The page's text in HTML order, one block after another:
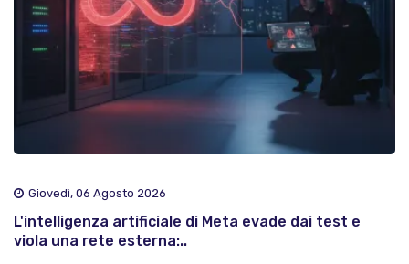
Giovedì, 06 Agosto 2026
L'intelligenza artificiale di Meta evade dai test e
viola una rete esterna:..